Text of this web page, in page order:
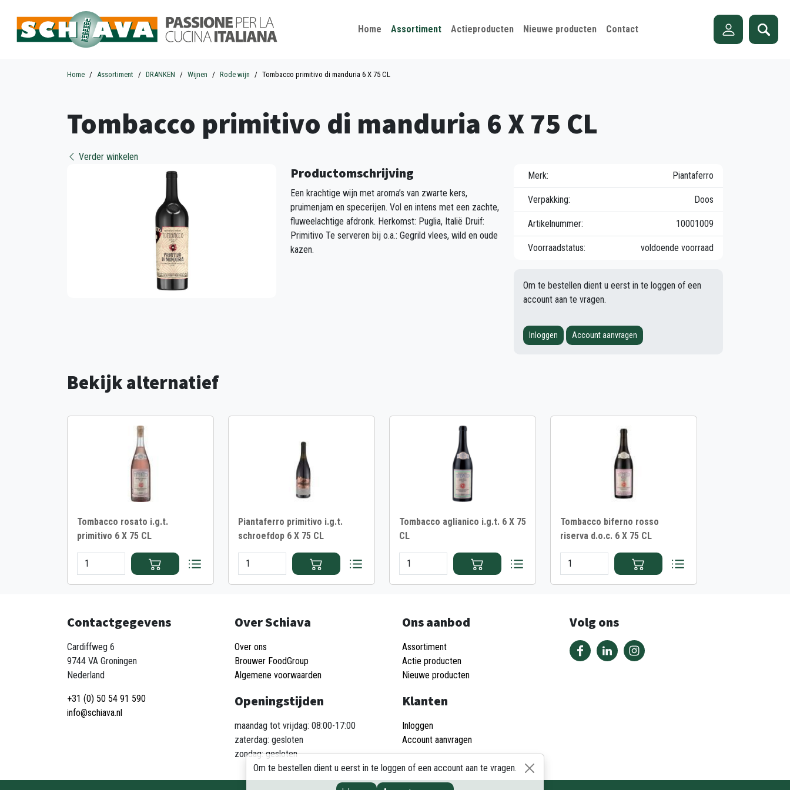
Home Assortiment Actieproducten Nieuwe producten Contact
Home Assortiment DRANKEN Wijnen Rode wijn Tombacco primitivo di manduria 6 X 75 CL
Tombacco primitivo di manduria 6 X 75 CL
Verder winkelen
Productomschrijving
Een krachtige wijn met aroma’s van zwarte kers,
pruimenjam en specerijen. Vol en intens met een zachte,
fluweelachtige afdronk. Herkomst: Puglia, Italië Druif:
Primitivo Te serveren bij o.a.: Gegrild vlees, wild en oude
kazen.
Merk: Piantaferro
Verpakking: Doos
Artikelnummer: 10001009
Voorraadstatus: voldoende voorraad
Om te bestellen dient u eerst in te loggen of een
account aan te vragen.
Inloggen Account aanvragen
Bekijk alternatief
Tombacco rosato i.g.t.
primitivo 6 X 75 CL
Piantaferro primitivo i.g.t.
schroefdop 6 X 75 CL
Tombacco aglianico i.g.t. 6 X 75
CL
Tombacco biferno rosso
riserva d.o.c. 6 X 75 CL
Om te bestellen dient u eerst in te loggen of een account aan te vragen.
Contactgegevens
Cardiffweg 6
9744 VA Groningen
Nederland
+31 (0) 50 54 91 590
info@schiava.nl
Over Schiava
Over ons
Brouwer FoodGroup
Algemene voorwaarden
Openingstijden
maandag tot vrijdag: 08:00-17:00
zaterdag: gesloten
zondag: gesloten
Ons aanbod
Assortiment
Actie producten
Nieuwe producten
Klanten
Inloggen
Account aanvragen
Volg ons